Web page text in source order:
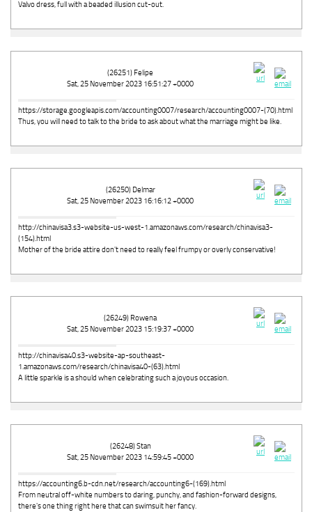
Valvo dress, full with a beaded illusion cut-out.
(26251) Felipe
Sat, 25 November 2023 16:51:27 +0000
https://storage.googleapis.com/accounting0007/research/accounting0007-(70).html
Thus, you will need to talk to the bride to ask about what the marriage might be like.
(26250) Delmar
Sat, 25 November 2023 16:16:12 +0000
http://chinavisa3.s3-website-us-west-1.amazonaws.com/research/chinavisa3-
(154).html
Mother of the bride attire don't need to really feel frumpy or overly conservative!
(26249) Rowena
Sat, 25 November 2023 15:19:37 +0000
http://chinavisa40.s3-website-ap-southeast-
1.amazonaws.com/research/chinavisa40-(63).html
A little sparkle is a should when celebrating such a joyous occasion.
(26248) Stan
Sat, 25 November 2023 14:59:45 +0000
https://accounting6.b-cdn.net/research/accounting6-(169).html
From neutral off-white numbers to daring, punchy, and fashion-forward designs,
there's one thing right here that can swimsuit her fancy.